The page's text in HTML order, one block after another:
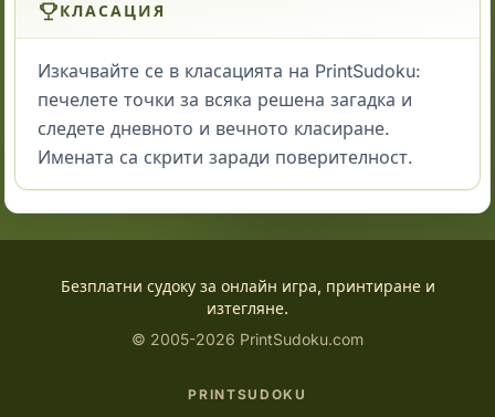
КЛАСАЦИЯ
Изкачвайте се в класацията на PrintSudoku:
печелете точки за всяка решена загадка и
следете дневното и вечното класиране.
Имената са скрити заради поверителност.
Безплатни судоку за онлайн игра, принтиране и
изтегляне.
© 2005-2026 PrintSudoku.com
PRINTSUDOKU